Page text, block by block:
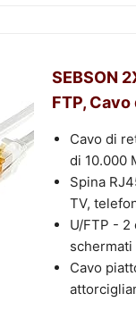
SEBSON
FTP, Cavo
Cavo di
di 10.000
Spina
TV,
U/FTP -
schermati
Cavo